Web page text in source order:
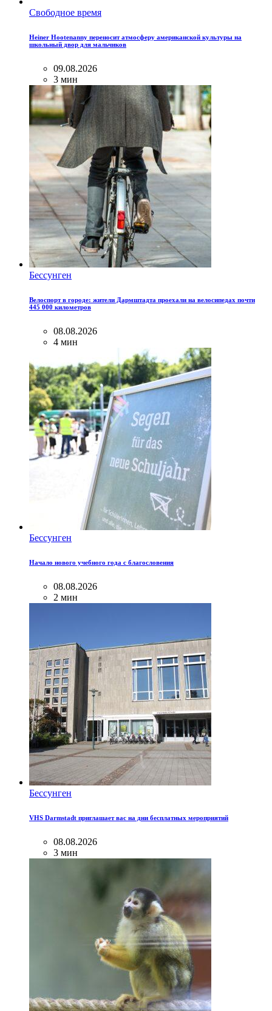
Свободное время
Heiner Hootenanny переносит атмосферу американской культуры на
школьный двор для мальчиков
09.08.2026
3 мин
Бессунген
Велоспорт в городе: жители Дармштадта проехали на велосипедах почти
445 000 километров
08.08.2026
4 мин
Бессунген
Начало нового учебного года с благословения
08.08.2026
2 мин
Бессунген
VHS Darmstadt приглашает вас на дни бесплатных мероприятий
08.08.2026
3 мин